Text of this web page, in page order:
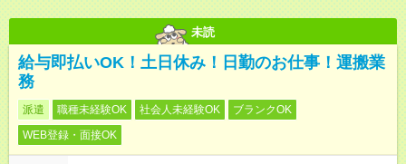
未読
給与即払いOK！土日休み！日勤のお仕事！運搬業
務
派遣 職種未経験OK 社会人未経験OK
ブランクOK
WEB登録・面接OK